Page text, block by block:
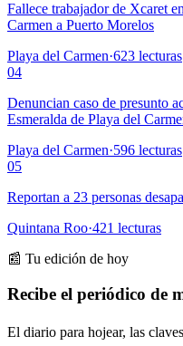
Fallece trabajador de Xcaret
Carmen a Puerto Morelos
Playa del Carmen·623 lecturas
04
Denuncian caso de presunto
Esmeralda de Playa del
Playa del Carmen·596 lecturas
05
Reportan a 23 personas
Quintana Roo·421 lecturas
📰 Tu edición de hoy
Recibe el periódico de
El diario para hojear, las